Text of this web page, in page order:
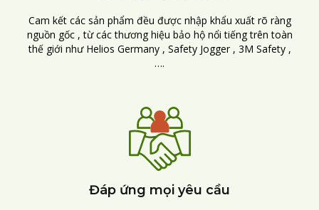
Cam kết các sản phẩm đều được nhập khẩu xuất rõ ràng
nguồn gốc , từ các thương hiệu bảo hộ nổi tiếng trên toàn
thế giới như Helios Germany , Safety Jogger , 3M Safety ,
….
Đáp ứng mọi yêu cầu